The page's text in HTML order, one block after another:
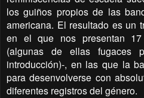
los guiños propios de las
americana. El resultado es un
en el que nos presentan 17
(algunas de ellas fugaces
introducción)-, en las que la
para desenvolverse con
diferentes registros del género.